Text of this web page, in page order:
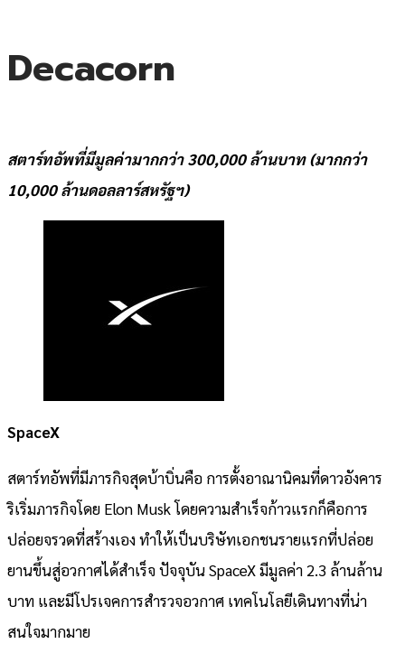
Decacorn
สตาร์ทอัพที่มีมูลค่ามากกว่า 300,000 ล้านบาท (มากกว่า
10,000 ล้านดอลลาร์สหรัฐฯ)
SpaceX
สตาร์ทอัพที่มีภารกิจสุดบ้าบิ่นคือ การตั้งอาณานิคมที่ดาวอังคาร
ริเริ่มภารกิจโดย Elon Musk โดยความสำเร็จก้าวแรกก็คือการ
ปล่อยจรวดที่สร้างเอง ทำให้เป็นบริษัทเอกชนรายแรกที่ปล่อย
ยานขึ้นสู่อวกาศได้สำเร็จ ปัจจุบัน SpaceX มีมูลค่า 2.3 ล้านล้าน
บาท และมีโปรเจคการสำรวจอวกาศ เทคโนโลยีเดินทางที่น่า
สนใจมากมาย